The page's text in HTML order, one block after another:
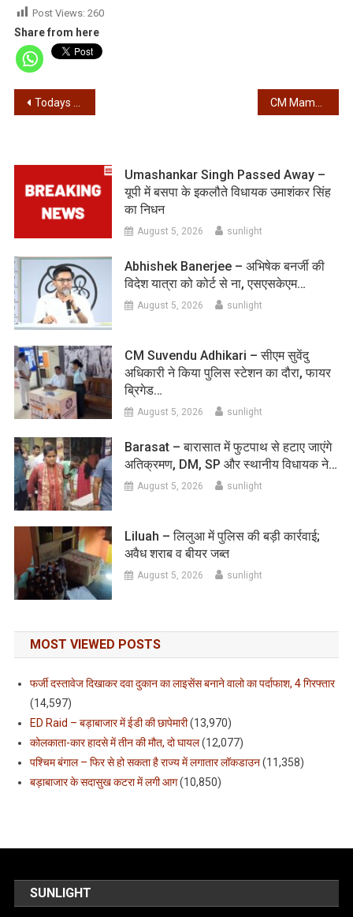
Post Views: 260
Share from here
Post
Todays News – 30/12/2025 – आज की खबरें CM Mamata Banerjee – सीएम ममता बनर्जी आज बांकुड़ा में, करेंगीं जनसभा
Umashankar Singh Passed Away –
यूपी में बसपा के इकलौते विधायक उमाशंकर सिंह
का निधन
August 5, 2026 sunlight
Abhishek Banerjee – अभिषेक बनर्जी की
विदेश यात्रा को कोर्ट से ना, एसएसकेएम…
August 5, 2026 sunlight
CM Suvendu Adhikari – सीएम सुवेंदु
अधिकारी ने किया पुलिस स्टेशन का दौरा, फायर
ब्रिगेड…
August 5, 2026 sunlight
Barasat – बारासात में फुटपाथ से हटाए जाएंगे
अतिक्रमण, DM, SP और स्थानीय विधायक ने…
August 5, 2026 sunlight
Liluah – लिलुआ में पुलिस की बड़ी कार्रवाई;
अवैध शराब व बीयर जब्त
August 5, 2026 sunlight
MOST VIEWED POSTS
फर्जी दस्तावेज दिखाकर दवा दुकान का लाइसेंस बनाने वालो का पर्दाफाश, 4 गिरफ्तार
(14,597)
ED Raid – बड़ाबाजार में ईडी की छापेमारी(13,970)
कोलकाता-कार हादसे में तीन की मौत, दो घायल(12,077)
पश्चिम बंगाल – फिर से हो सकता है राज्य में लगातार लॉकडाउन(11,358)
बड़ाबाजार के सदासुख कटरा में लगी आग(10,850)
SUNLIGHT